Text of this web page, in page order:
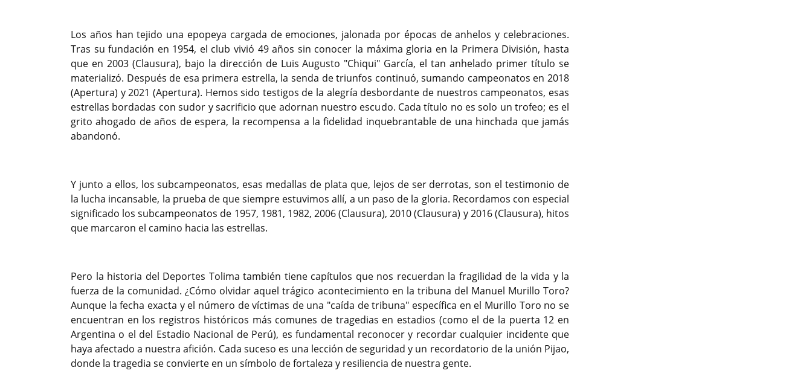
Los años han tejido una epopeya cargada de emociones, jalonada por épocas de anhelos y celebraciones.
Tras su fundación en 1954, el club vivió 49 años sin conocer la máxima gloria en la Primera División, hasta
que en 2003 (Clausura), bajo la dirección de Luis Augusto "Chiqui" García, el tan anhelado primer título se
materializó. Después de esa primera estrella, la senda de triunfos continuó, sumando campeonatos en 2018
(Apertura) y 2021 (Apertura). Hemos sido testigos de la alegría desbordante de nuestros campeonatos, esas
estrellas bordadas con sudor y sacrificio que adornan nuestro escudo. Cada título no es solo un trofeo; es el
grito ahogado de años de espera, la recompensa a la fidelidad inquebrantable de una hinchada que jamás
abandonó.
Y junto a ellos, los subcampeonatos, esas medallas de plata que, lejos de ser derrotas, son el testimonio de
la lucha incansable, la prueba de que siempre estuvimos allí, a un paso de la gloria. Recordamos con especial
significado los subcampeonatos de 1957, 1981, 1982, 2006 (Clausura), 2010 (Clausura) y 2016 (Clausura), hitos
que marcaron el camino hacia las estrellas.
Pero la historia del Deportes Tolima también tiene capítulos que nos recuerdan la fragilidad de la vida y la
fuerza de la comunidad. ¿Cómo olvidar aquel trágico acontecimiento en la tribuna del Manuel Murillo Toro?
Aunque la fecha exacta y el número de víctimas de una "caída de tribuna" específica en el Murillo Toro no se
encuentran en los registros históricos más comunes de tragedias en estadios (como el de la puerta 12 en
Argentina o el del Estadio Nacional de Perú), es fundamental reconocer y recordar cualquier incidente que
haya afectado a nuestra afición. Cada suceso es una lección de seguridad y un recordatorio de la unión Pijao,
donde la tragedia se convierte en un símbolo de fortaleza y resiliencia de nuestra gente.